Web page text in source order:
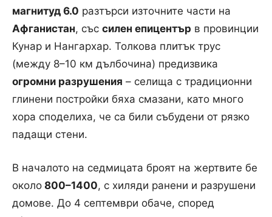
магнитуд 6.0 разтърси източните части на
Афганистан, със силен епицентър в провинции
Кунар и Нангархар. Толкова плитък трус
(между 8–10 км дълбочина) предизвика
огромни разрушения – селища с традиционни
глинени постройки бяха смазани, като много
хора споделиха, че са били събудени от рязко
падащи стени.
В началото на седмицата броят на жертвите бе
около 800–1400, с хиляди ранени и разрушени
домове. До 4 септември обаче, според